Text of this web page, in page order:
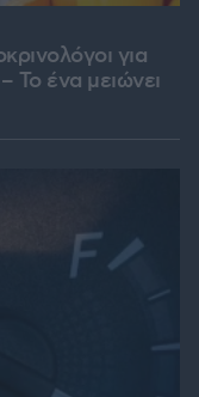
για
Το ένα μειώνει